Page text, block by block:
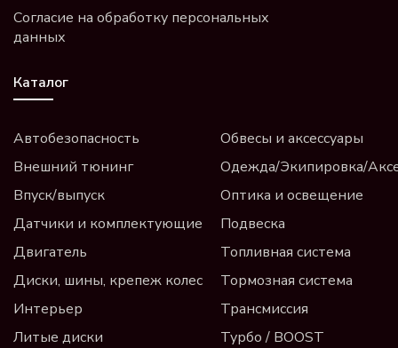
Согласие на обработку персональных
данных
Каталог
Автобезопасность
Внешний тюнинг
Впуск/выпуск
Датчики и комплектующие
Двигатель
Диски, шины, крепеж колес
Интерьер
Литые диски
Обвесы и аксессуары
Одежда/Экипировка/
Оптика и освещение
Подвеска
Топливная система
Тормозная система
Трансмиссия
Турбо / BOOST